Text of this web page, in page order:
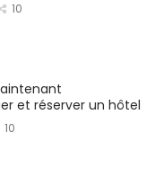
10
et réserver un hôtel
10